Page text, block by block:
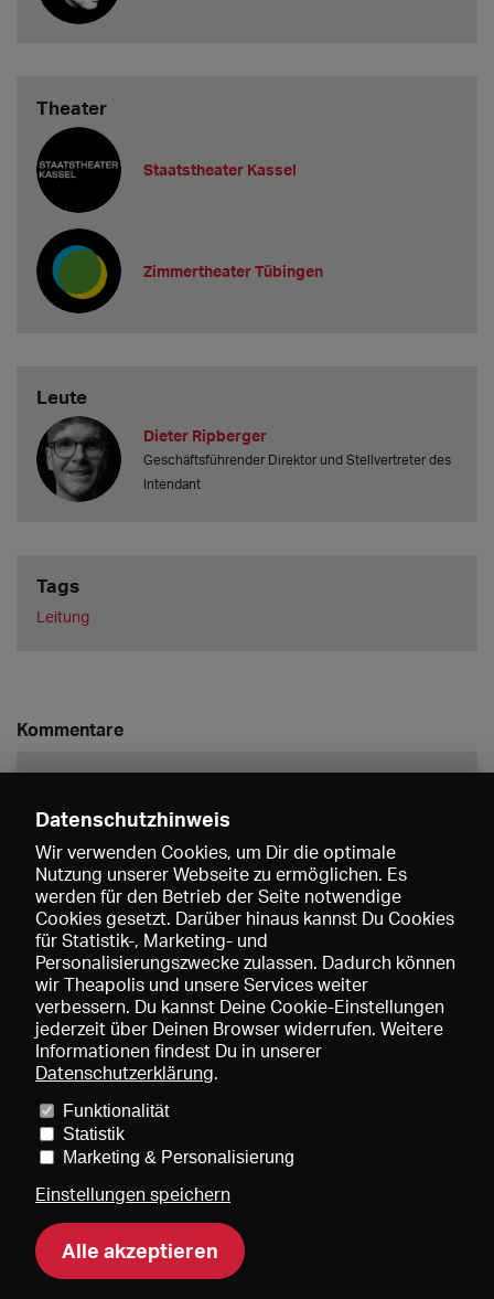
Theater
Staatstheater Kassel
Zimmertheater Tübingen
Leute
Dieter Ripberger
Geschäftsführender Direktor und Stellvertreter des
Intendant
Tags
Leitung
Kommentare
Speichern
Preise und Mitgliedschaften
Mediadaten
Über uns Impressum
DE
Datenschutzhinweis
Wir verwenden Cookies, um Dir die optimale
Nutzung unserer Webseite zu ermöglichen. Es
werden für den Betrieb der Seite notwendige
Cookies gesetzt. Darüber hinaus kannst Du Cookies
für Statistik-, Marketing- und
Personalisierungszwecke zulassen. Dadurch können
wir Theapolis und unsere Services weiter
verbessern. Du kannst Deine Cookie-Einstellungen
jederzeit über Deinen Browser widerrufen. Weitere
Informationen findest Du in unserer
Datenschutzerklärung.
Funktionalität
Statistik
Marketing & Personalisierung
Einstellungen speichern
Alle akzeptieren